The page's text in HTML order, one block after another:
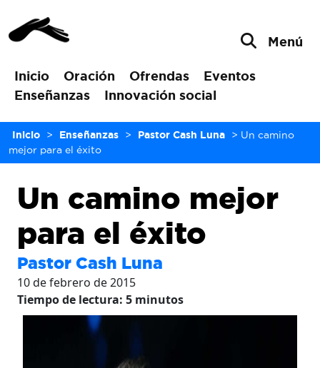
Inicio Oración Ofrendas
Eventos
Enseñanzas
Innovación social
Menú
Inicio > Enseñanzas > Pastor Cash Luna > Un camino
mejor para el éxito
Un camino mejor
para el éxito
Pastor Cash Luna
10 de febrero de 2015
Tiempo de lectura: 5 minutos